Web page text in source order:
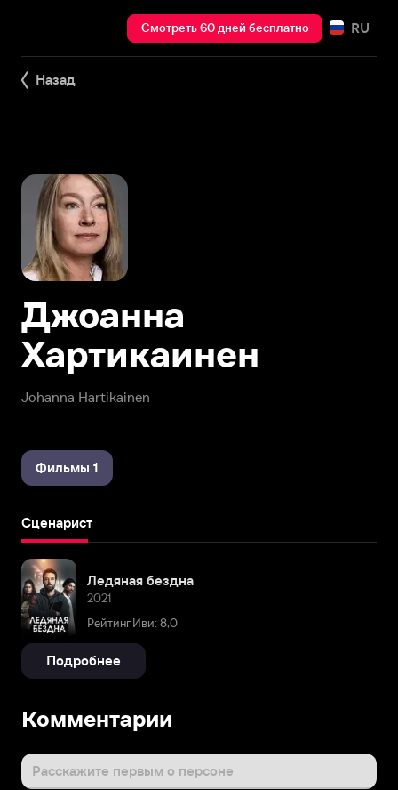
Смотреть 60 дней бесплатно RU
Назад
Johanna Hartikainen
Джоанна
Хартикаинен
Фильмы 1
Сценарист
Ледяная бездна
2021
Рейтинг Иви: 8,0
Подробнее
Комментарии
Расскажите первым о персоне